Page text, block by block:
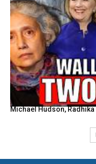
Michael Hudson, Radhika